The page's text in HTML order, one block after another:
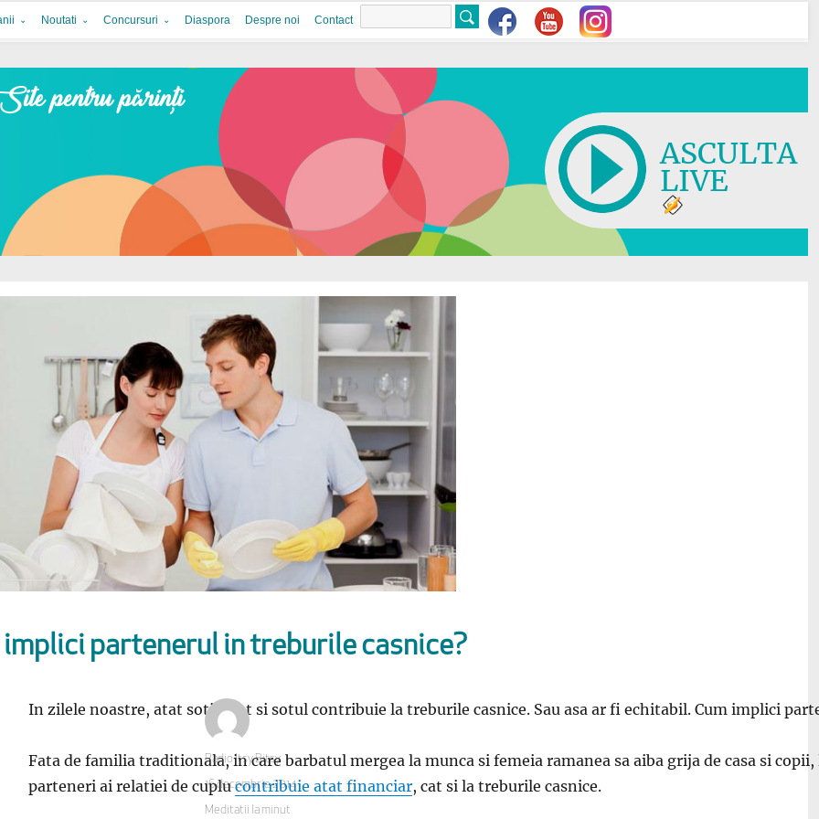
Noutati Concursuri Diaspora Despre noi Contact
ASCULTA
LIVE
implici partenerul in treburile casnice?
In zilele noastre, atat sotia, cat si sotul contribuie la treburile casnice. Sau asa ar fi echitabil. Cum implici
Fata de familia traditionala, in care barbatul mergea la munca si femeia ramanea sa aiba grija de casa si
parteneri ai relatiei de cuplucontribuie atat financiar, cat si la treburile casnice.
Autor
Radio Itsy Bitsy
Publicat
pe
16 decembrie 2014
Categorii
Meditatii la minut